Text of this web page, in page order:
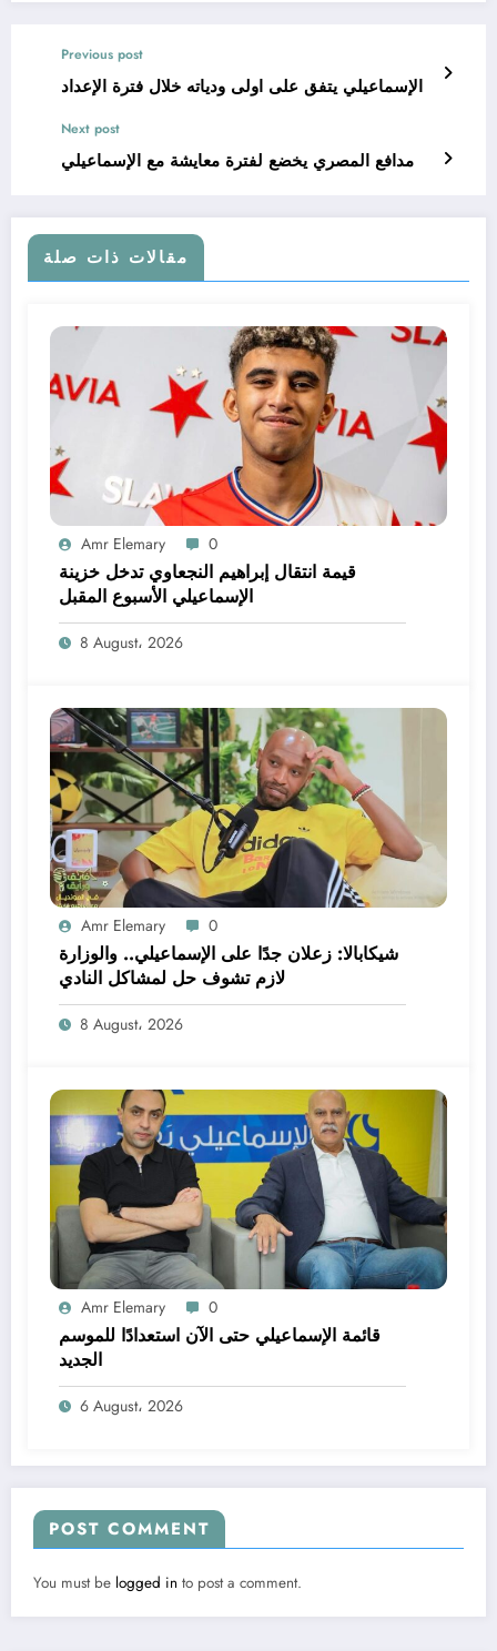
Previous post
الإسماعيلي يتفق على اولى ودياته خلال فترة الإعداد
Next post
مدافع المصري يخضع لفترة معايشة مع الإسماعيلي
مقالات ذات صلة
Amr Elemary 0
قيمة انتقال إبراهيم النجعاوي تدخل خزينة
الإسماعيلي الأسبوع المقبل
8 August، 2026
Amr Elemary 0
شيكابالا: زعلان جدًا على الإسماعيلي.. والوزارة
لازم تشوف حل لمشاكل النادي
8 August، 2026
Amr Elemary 0
قائمة الإسماعيلي حتى الآن استعدادًا للموسم
الجديد
6 August، 2026
POST COMMENT
You must be logged in to post a comment.